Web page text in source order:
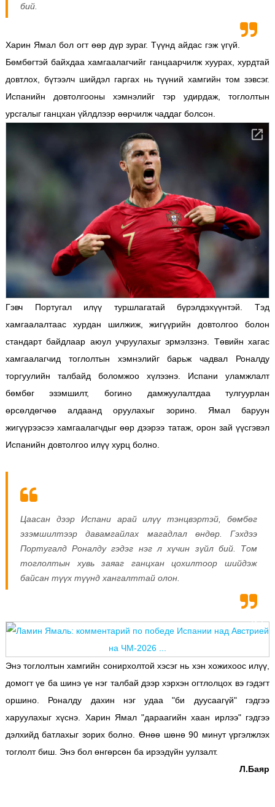
бий.
Харин Ямал бол огт өөр дүр зураг. Түүнд айдас гэж үгүй.
Бөмбөгтэй байхдаа хамгаалагчийг ганцаарчилж хуурах, хурдтай
довтлох, бүтээлч шийдэл гаргах нь түүний хамгийн том зэвсэг.
Испанийн довтолгооны хэмнэлийг тэр удирдаж, тоглолтын
урсгалыг ганцхан үйлдлээр өөрчилж чаддаг болсон.
Гэвч Португал илүү туршлагатай бүрэлдэхүүнтэй. Тэд
хамгаалалтаас хурдан шилжиж, жигүүрийн довтолгоо болон
стандарт байдлаар аюул учруулахыг эрмэлзэнэ. Төвийн хагас
хамгаалагчид тоглолтын хэмнэлийг барьж чадвал Роналду
торгуулийн талбайд боломжоо хүлээнэ. Испани уламжлалт
бөмбөг эзэмшилт, богино дамжуулалтдаа тулгуурлан
өрсөлдөгчөө алдаанд оруулахыг зорино. Ямал баруун
жигүүрээсээ хамгаалагчдыг өөр дээрээ татаж, орон зай үүсгэвэл
Испанийн довтолгоо илүү хурц болно.
Цаасан дээр Испани арай илүү тэнцвэртэй, бөмбөг
эзэмшилтээр давамгайлах магадлал өндөр. Гэхдээ
Португалд Роналду гэдэг нэг л хүчин зүйл бий. Том
тоглолтын хувь заяаг ганцхан цохилтоор шийдэж
байсан түүх түүнд хангалттай олон.
Энэ тоглолтын хамгийн сонирхолтой хэсэг нь хэн хожихоос илүү,
домогт үе ба шинэ үе нэг талбай дээр хэрхэн огтлолцох вэ гэдэгт
оршино. Роналду дахин нэг удаа "би дуусаагүй" гэдгээ
харуулахыг хүснэ. Харин Ямал "дараагийн хаан ирлээ" гэдгээ
дэлхийд батлахыг зорих болно. Өнөө шөнө 90 минут үргэлжлэх
тоглолт биш. Энэ бол өнгөрсөн ба ирээдүйн уулзалт.
Л.Баяр